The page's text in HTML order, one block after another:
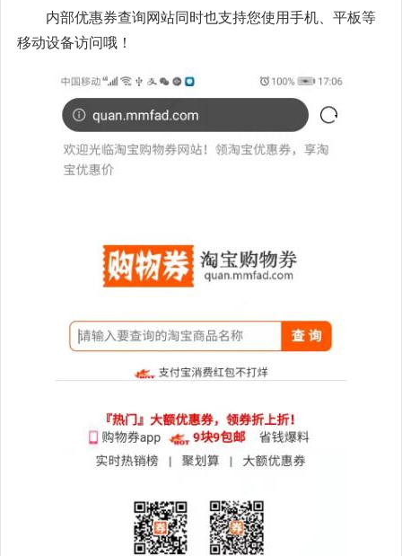
内部优惠券查询网站同时也支持您使用手机、平板等
移动设备访问哦！